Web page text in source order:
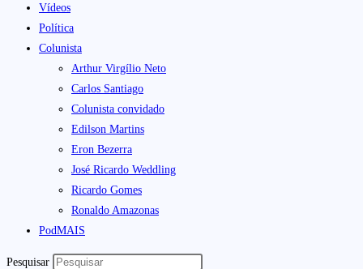
Vídeos
Política
Colunista
Arthur Virgílio Neto
Carlos Santiago
Colunista convidado
Edilson Martins
Eron Bezerra
José Ricardo Weddling
Ricardo Gomes
Ronaldo Amazonas
PodMAIS
Pesquisar